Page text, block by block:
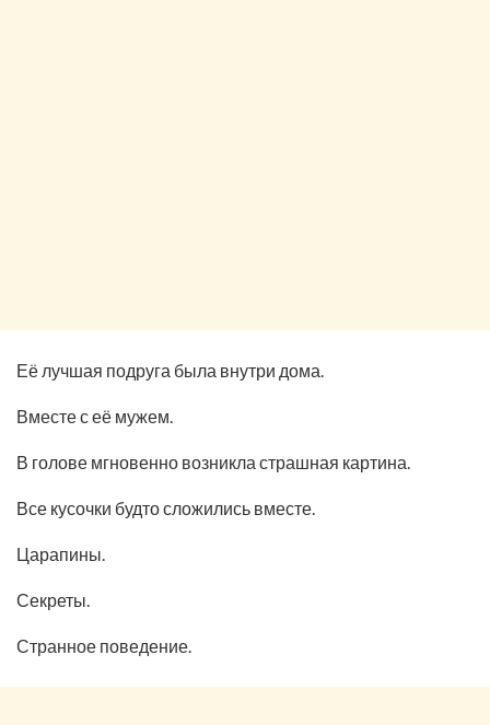
Её лучшая подруга была внутри дома.
Вместе с её мужем.
В голове мгновенно возникла страшная картина.
Все кусочки будто сложились вместе.
Царапины.
Секреты.
Странное поведение.